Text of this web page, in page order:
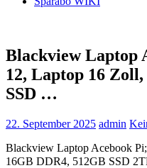
Blackview Laptop
12, Laptop 16
SSD …
22. September 2025 admin
Blackview Laptop Acebook
16GB DDR4, 512GB SSD